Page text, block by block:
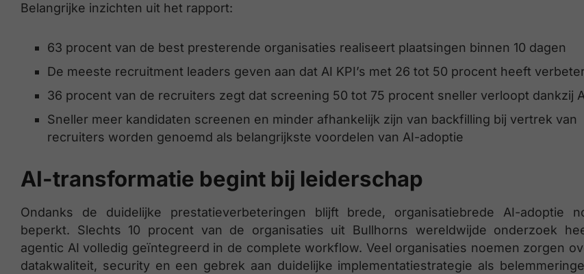
Belangrijke inzichten uit het rapport:
63 procent van de best presterende organisaties realiseert plaatsingen binnen 10 dagen
De meeste recruitment leaders geven aan dat AI KPI’s met 26 tot 50 procent heeft
36 procent van de recruiters zegt dat screening 50 tot 75 procent sneller verloopt dankzij
Sneller meer kandidaten screenen en minder afhankelijk zijn van backfilling bij vertrek van
recruiters worden genoemd als belangrijkste voordelen van AI-adoptie
AI-transformatie begint bij leiderschap
Ondanks de duidelijke prestatieverbeteringen blijft brede, organisatiebrede AI-adoptie
beperkt. Slechts 10 procent van de organisaties uit Bullhorns wereldwijde onderzoek
agentic AI volledig geïntegreerd in de complete workflow. Veel organisaties noemen zorgen
datakwaliteit, security en een gebrek aan duidelijke implementatiestrategie als